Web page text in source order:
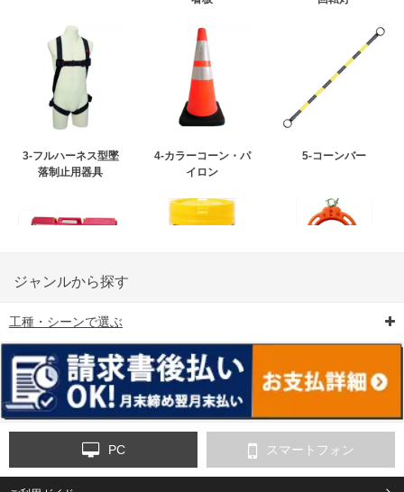
3-フルハーネス型墜
落制止用器具
4-カラーコーン・パ
イロン
5-コーンバー
6-矢印板/LED矢印板
ンス
ジャンルから探す
工種・シーンで選ぶ
PC スマートフォン